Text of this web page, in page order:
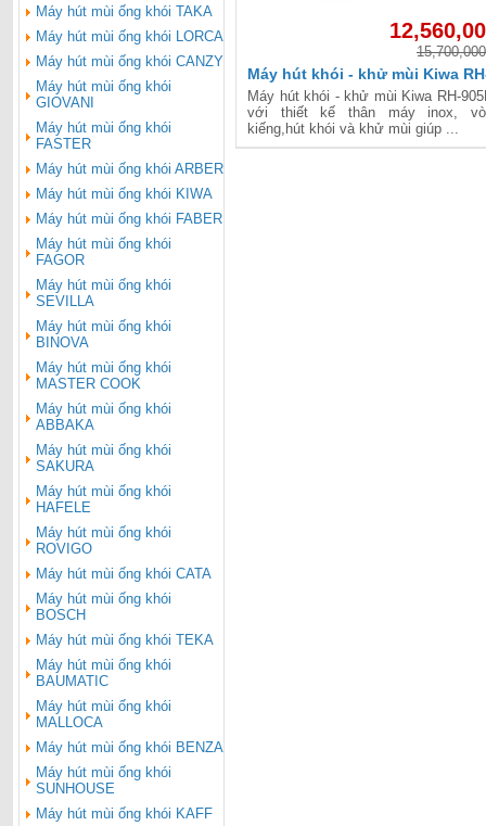
Máy hút mùi ống khói TAKA
Máy hút mùi ống khói LORCA
Máy hút mùi ống khói CANZY
Máy hút mùi ống khói
GIOVANI
Máy hút mùi ống khói
FASTER
Máy hút mùi ống khói ARBER
Máy hút mùi ống khói KIWA
Máy hút mùi ống khói FABER
Máy hút mùi ống khói
FAGOR
Máy hút mùi ống khói
SEVILLA
Máy hút mùi ống khói
BINOVA
Máy hút mùi ống khói
MASTER COOK
Máy hút mùi ống khói
ABBAKA
Máy hút mùi ống khói
SAKURA
Máy hút mùi ống khói
HAFELE
Máy hút mùi ống khói
ROVIGO
Máy hút mùi ống khói CATA
Máy hút mùi ống khói
BOSCH
Máy hút mùi ống khói TEKA
Máy hút mùi ống khói
BAUMATIC
Máy hút mùi ống khói
MALLOCA
Máy hút mùi ống khói BENZA
Máy hút mùi ống khói
SUNHOUSE
Máy hút mùi ống khói KAFF
Máy hút khói - khử mùi Kiwa
905HI
Máy hút khói - khử mùi Kiwa RH-
với thiết kế thân máy inox,
kiếng,hút khói và khử mùi giúp ...